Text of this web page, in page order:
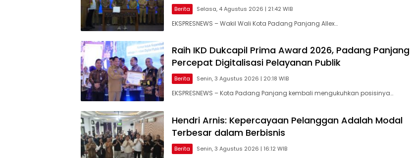
Berita Selasa, 4 Agustus 2026 | 21:42 WIB
EKSPRESNEWS – Wakil Wali Kota Padang Panjang Allex…
Raih IKD Dukcapil Prima Award 2026, Padang Panjang
Percepat Digitalisasi Pelayanan Publik
Berita Senin, 3 Agustus 2026 | 20:18 WIB
EKSPRESNEWS – Kota Padang Panjang kembali mengukuhkan posisinya…
Hendri Arnis: Kepercayaan Pelanggan Adalah Modal
Terbesar dalam Berbisnis
Berita Senin, 3 Agustus 2026 | 16:12 WIB